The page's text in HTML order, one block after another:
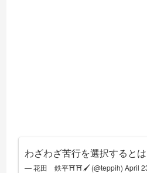
わざわざ苦行を選択すると
— 花田 鉄平⛩⛩🖌 (@teppih)April